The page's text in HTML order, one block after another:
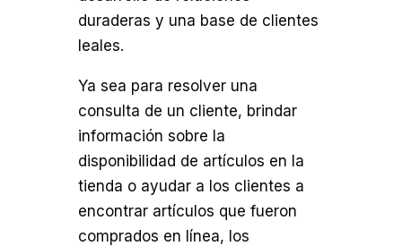
duraderas y una base de clientes
leales.
Ya sea para resolver una
consulta de un cliente, brindar
información sobre la
disponibilidad de artículos en la
tienda o ayudar a los clientes a
encontrar artículos que fueron
comprados en línea, los